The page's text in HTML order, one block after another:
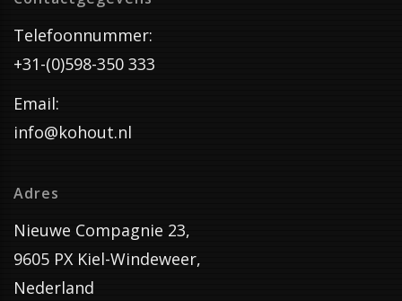
Telefoonnummer:
+31-(0)598-350 333
Email:
info@kohout.nl
Adres
Nieuwe Compagnie 23,
9605 PX Kiel-Windeweer,
Nederland